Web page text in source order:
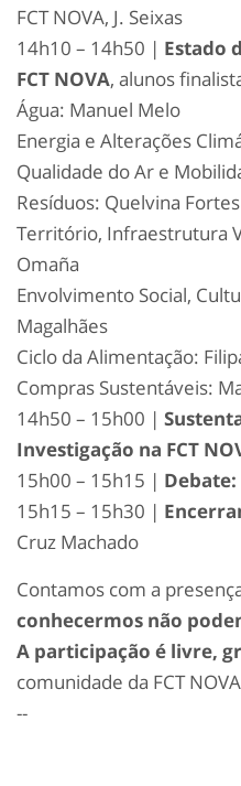
FCT NOVA, J. Seixas
14h10 – 14h50 | Estado
FCT NOVA, alunos
Água: Manuel Melo
Energia e Alterações
Qualidade do Ar e
Resíduos: Quelvina Fortes
Território, Infraestrutura
Omaña
Envolvimento Social,
Magalhães
Ciclo da Alimentação:
Compras Sustentáveis:
14h50 – 15h00 |
Investigação na FCT
15h00 – 15h15 | Debate:
15h15 – 15h30 |
Cruz Machado
Contamos com a
conhecermos não
A participação é livre,
comunidade da FCT
--